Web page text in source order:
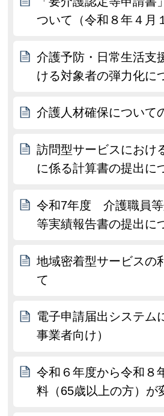
ついて（令和８年４月
介護予防・日常生活支
ける対象者の弾力化に
介護人材確保について
訪問型サービスにおけ
に係る計算書の提出に
令和7年度 介護職員
等実績報告書の提出に
地域密着型サービスの
て
電子申請届出システム
事業者向け）
令和６年度から令和８
料（65歳以上の方）が